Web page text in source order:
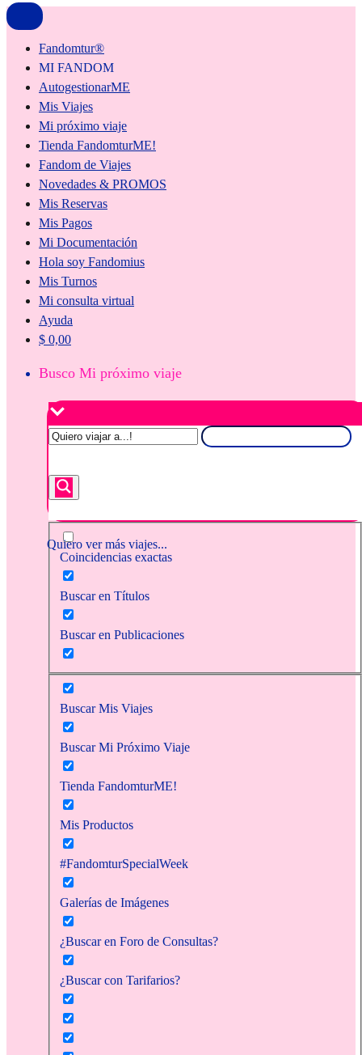
Fandomtur®
MI FANDOM
AutogestionarME
Mis Viajes
Mi próximo viaje
Tienda FandomturME!
Fandom de Viajes
Novedades & PROMOS
Mis Reservas
Mis Pagos
Mi Documentación
Hola soy Fandomius
Mis Turnos
Mi consulta virtual
Ayuda
$ 0,00
Busco Mi próximo viaje
Quiero ver más viajes...
Coincidencias exactas
Buscar en Títulos
Buscar en Publicaciones
Buscar Mis Viajes
Buscar Mi Próximo Viaje
Tienda FandomturME!
Mis Productos
#FandomturSpecialWeek
Galerías de Imágenes
¿Buscar en Foro de Consultas?
¿Buscar con Tarifarios?